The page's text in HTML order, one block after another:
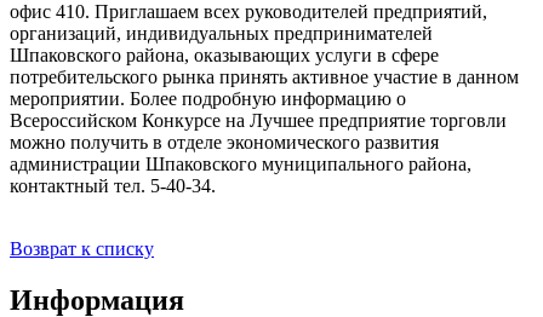
офис 410. Приглашаем всех руководителей предприятий,
организаций, индивидуальных предпринимателей
Шпаковского района, оказывающих услуги в сфере
потребительского рынка принять активное участие в данном
мероприятии. Более подробную информацию о
Всероссийском Конкурсе на Лучшее предприятие торговли
можно получить в отделе экономического развития
администрации Шпаковского муниципального района,
контактный тел. 5-40-34.
Возврат к списку
Информация